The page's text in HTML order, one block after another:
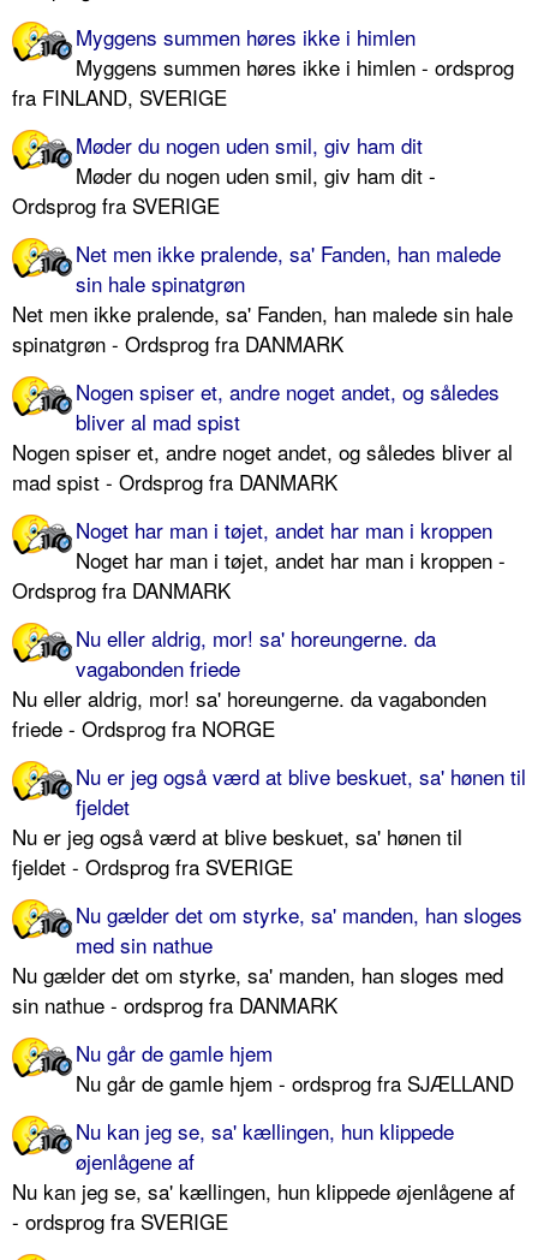
Myggens summen høres ikke i himlen
Myggens summen høres ikke i himlen - ordsprog
fra FINLAND, SVERIGE
Møder du nogen uden smil, giv ham dit
Møder du nogen uden smil, giv ham dit -
Ordsprog fra SVERIGE
Net men ikke pralende, sa' Fanden, han malede
sin hale spinatgrøn
Net men ikke pralende, sa' Fanden, han malede sin hale
spinatgrøn - Ordsprog fra DANMARK
Nogen spiser et, andre noget andet, og således
bliver al mad spist
Nogen spiser et, andre noget andet, og således bliver al
mad spist - Ordsprog fra DANMARK
Noget har man i tøjet, andet har man i kroppen
Noget har man i tøjet, andet har man i kroppen -
Ordsprog fra DANMARK
Nu eller aldrig, mor! sa' horeungerne. da
vagabonden friede
Nu eller aldrig, mor! sa' horeungerne. da vagabonden
friede - Ordsprog fra NORGE
Nu er jeg også værd at blive beskuet, sa' hønen til
fjeldet
Nu er jeg også værd at blive beskuet, sa' hønen til
fjeldet - Ordsprog fra SVERIGE
Nu gælder det om styrke, sa' manden, han sloges
med sin nathue
Nu gælder det om styrke, sa' manden, han sloges med
sin nathue - ordsprog fra DANMARK
Nu går de gamle hjem
Nu går de gamle hjem - ordsprog fra SJÆLLAND
Nu kan jeg se, sa' kællingen, hun klippede
øjenlågene af
Nu kan jeg se, sa' kællingen, hun klippede øjenlågene af
- ordsprog fra SVERIGE